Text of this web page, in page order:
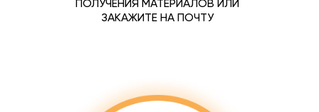
ПОЛУЧЕНИЯ МАТЕРИАЛОВ ИЛИ
ЗАКАЖИТЕ НА ПОЧТУ